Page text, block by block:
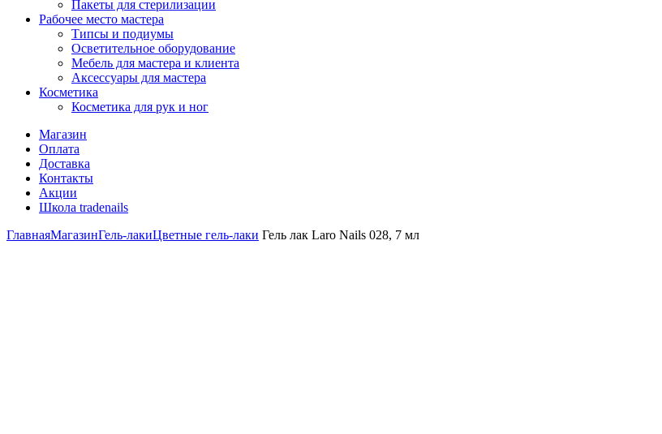
Пакеты для стерилизации
Рабочее место мастера
Типсы и подиумы
Осветительное оборудование
Мебель для мастера и клиента
Аксессуары для мастера
Косметика
Косметика для рук и ног
Магазин
Оплата
Доставка
Контакты
Акции
Школа tradenails
ГлавнаяМагазинГель-лакиЦветные гель-лаки Гель лак Laro Nails 028, 7 мл